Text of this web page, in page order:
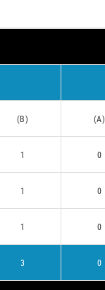
(B) (A)
1 0
1 0
1 0
3 0